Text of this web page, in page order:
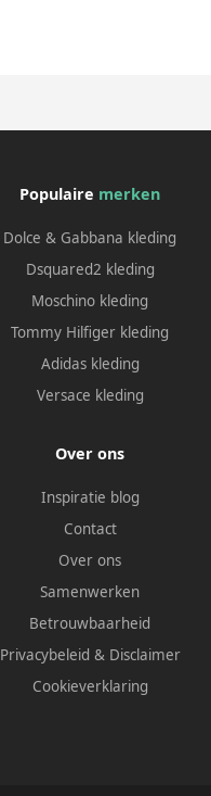
Populaire merken
Dolce & Gabbana kleding
Dsquared2 kleding
Moschino kleding
Tommy Hilfiger kleding
Adidas kleding
Versace kleding
Over ons
Inspiratie blog
Contact
Over ons
Samenwerken
Betrouwbaarheid
Privacybeleid & Disclaimer
Cookieverklaring